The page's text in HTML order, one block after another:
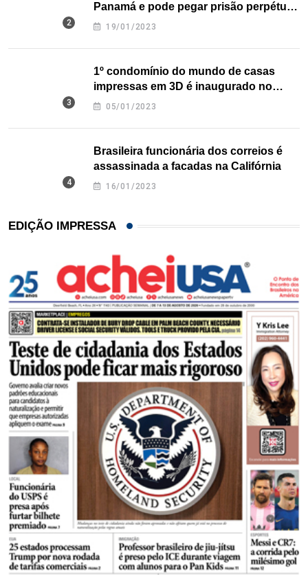
Panamá e pode pegar prisão perpétua
nos EUA
19/01/2023
1º condomínio do mundo de casas
impressas em 3D é inaugurado no
Texas
05/01/2023
Brasileira funcionária dos correios é
assassinada a facadas na Califórnia
16/01/2023
EDIÇÃO IMPRESSA